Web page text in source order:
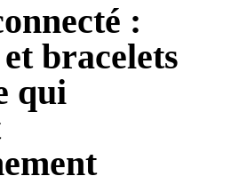
:
bracelets
qui